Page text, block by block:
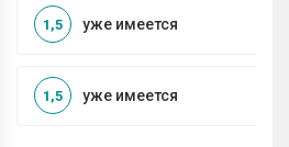
уже имеется
1,5
уже имеется
1,5